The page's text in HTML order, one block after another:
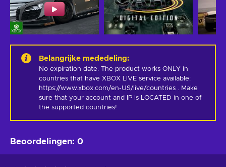
Belangrijke mededeling:
No expiration date. The product works ONLY in
countries that have XBOX LIVE service available:
https://www.xbox.com/en-US/live/countries . Make
sure that your account and IP is LOCATED in one of
the supported countries!
Beoordelingen: 0